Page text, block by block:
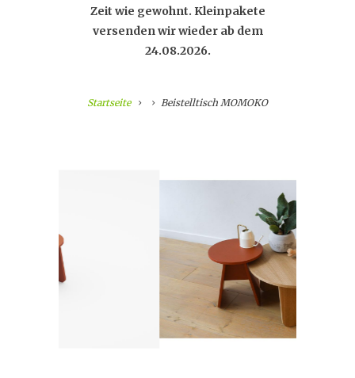
Zeit wie gewohnt. Kleinpakete
versenden wir wieder ab dem
24.08.2026.
Startseite Beistelltisch MOMOKO